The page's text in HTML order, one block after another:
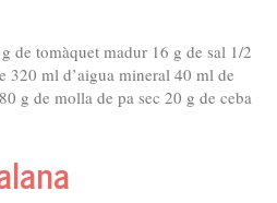
de tomàquet madur 16 g de sal 1/2
320 ml d’aigua mineral 40 ml de
g de molla de pa sec 20 g de ceba